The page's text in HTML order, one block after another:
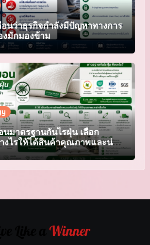
ว่าธุรกิจกำลังมีปัญหาทางการ
งมักมองข้าม
มาตรฐานกันไรฝุ่น เลือก
งไรให้ได้สินค้าคุณภาพและน่า